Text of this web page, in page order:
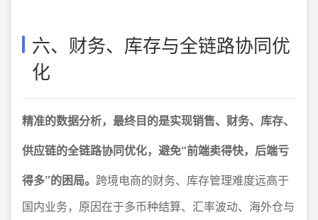
六、财务、库存与全链路协同优
化
精准的数据分析，最终目的是实现销售、财务、库存、
供应链的全链路协同优化，避免“前端卖得快，后端亏
得多”的困局。 跨境电商的财务、库存管理难度远高于
国内业务，原因在于多币种结算、汇率波动、海外仓与